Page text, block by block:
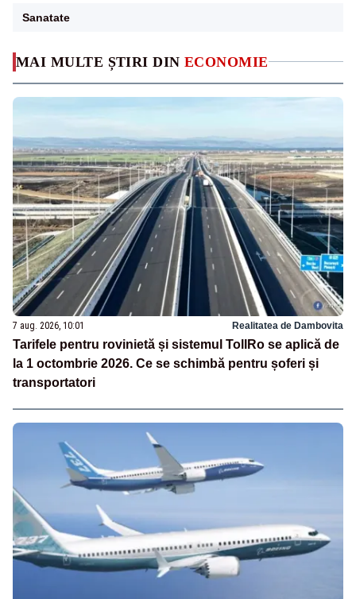
MAI MULTE ȘTIRI DIN ECONOMIE
7 aug. 2026, 10:01 Realitatea de Dambovita
Tarifele pentru rovinietă și sistemul TollRo se aplică de
la 1 octombrie 2026. Ce se schimbă pentru șoferi și
transportatori
Sanatate